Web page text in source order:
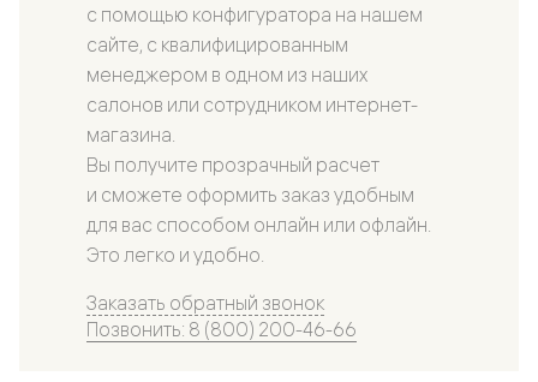
с помощью конфигуратора на нашем
сайте, с квалифицированным
менеджером в одном из наших
салонов или сотрудником интернет-
магазина.
Вы получите прозрачный расчет
и сможете оформить заказ удобным
для вас способом онлайн или офлайн.
Это легко и удобно.
Заказать обратный звонок
Позвонить: 8 (800) 200-46-66